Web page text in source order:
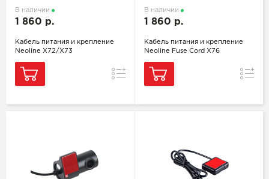
В наличии
1 860 р.
Кабель питания и крепление
Neoline X72/X73
Сравнение
В наличии
1 860 р.
Кабель питания и крепление
Neoline Fuse Cord X76